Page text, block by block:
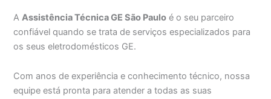
AAssistência Técnica GE São Paulo é o seu parceiro
confiável quando se trata de serviços especializados para
os seus eletrodomésticos GE.
Com anos de experiência e conhecimento técnico, nossa
equipe está pronta para atender a todas as suas